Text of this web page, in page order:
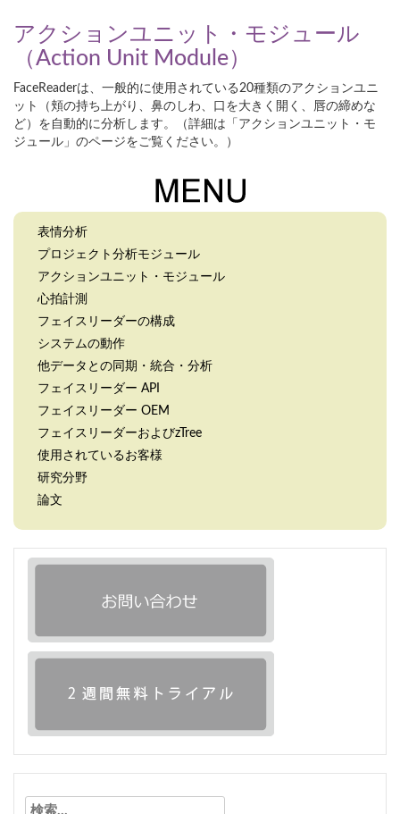
アクションユニット・モジュール
（Action Unit Module）
FaceReaderは、一般的に使用されている20種類のアクションユニ
ット（頬の持ち上がり、鼻のしわ、口を大きく開く、唇の締めな
ど）を自動的に分析します。（詳細は「アクションユニット・モ
ジュール」のページをご覧ください。）
表情分析
プロジェクト分析モジュール
アクションユニット・モジュール
心拍計測
フェイスリーダーの構成
システムの動作
他データとの同期・統合・分析
フェイスリーダー API
フェイスリーダー OEM
フェイスリーダーおよびzTree
使用されているお客様
研究分野
論文
検